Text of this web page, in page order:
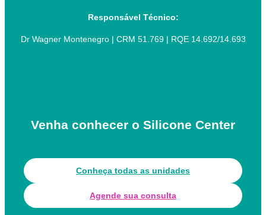
Responsável Técnico:
Dr Wagner Montenegro | CRM 51.769 | RQE 14.692/14.693
Venha conhecer o Silicone Center
Conheça todas as unidades
Agende sua consulta